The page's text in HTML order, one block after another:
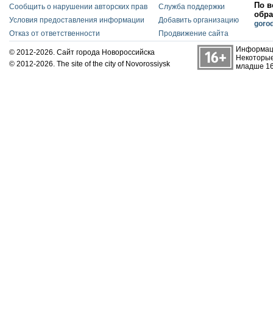
Сообщить о нарушении авторских прав
Условия предоставления информации
Отказ от ответственности
Служба поддержки
Добавить организацию
Продвижение сайта
По
© 2012-2026. Сайт города Новороссийска
© 2012-2026. The site of the city of Novorossiysk
младше